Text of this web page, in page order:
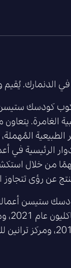
كودسك ستيسن
الغامرة.
الطبيعية
الرئيسية في
من خلال
عن رؤى
ستيسن